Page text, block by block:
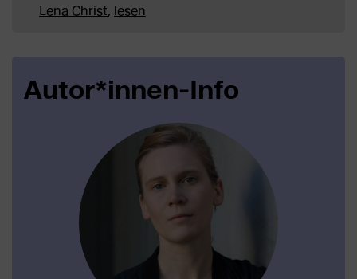
Lena Christ, lesen
Autor*innen-Info